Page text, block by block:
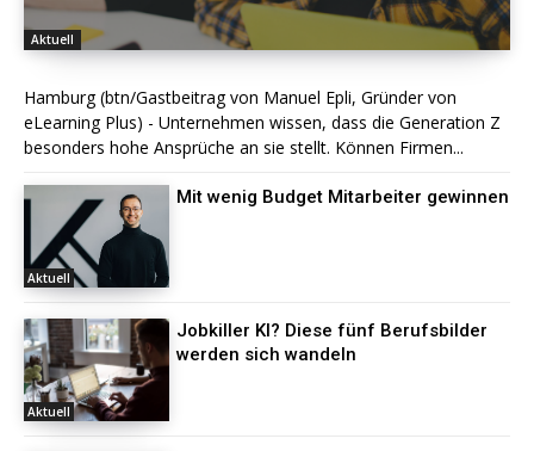
Aktuell
Hamburg (btn/Gastbeitrag von Manuel Epli, Gründer von
eLearning Plus) - Unternehmen wissen, dass die Generation Z
besonders hohe Ansprüche an sie stellt. Können Firmen...
Aktuell
Mit wenig Budget Mitarbeiter gewinnen
Aktuell
Jobkiller KI? Diese fünf Berufsbilder
werden sich wandeln